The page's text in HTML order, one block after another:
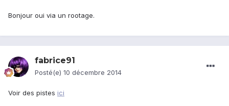
Bonjour oui via un rootage.
fabrice91
Posté(e) 10 décembre 2014
Voir des pistes ici